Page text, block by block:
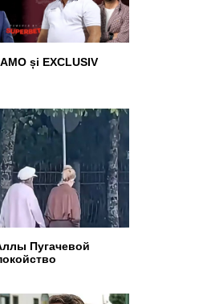
și EXCLUSIV
Пугачевой